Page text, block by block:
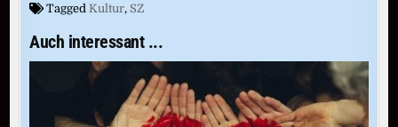
Tagged Kultur, SZ
Auch interessant ...